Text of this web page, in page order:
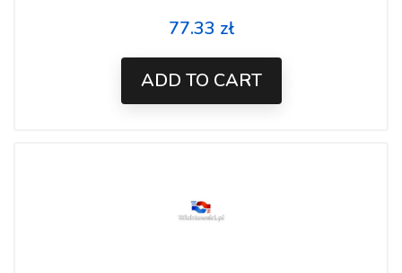
Price
77.33 zł
ADD TO CART